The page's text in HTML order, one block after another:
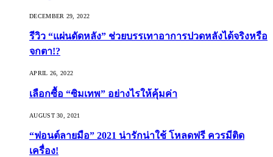
DECEMBER 29, 2022
รีวิว “แผ่นดัดหลัง” ช่วยบรรเทาอาการปวดหลังได้จริงหรือ
จกตา!?
APRIL 26, 2022
เลือกซื้อ “ซิมเทพ” อย่างไรให้คุ้มค่า
AUGUST 30, 2021
“ฟอนต์ลายมือ” 2021 น่ารักน่าใช้ โหลดฟรี ควรมีติด
เครื่อง!